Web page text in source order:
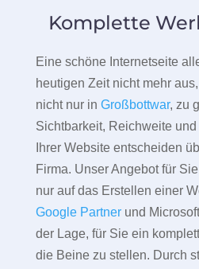
Komplette
Eine schöne Internetseite
heutigen Zeit nicht mehr
nicht nur in Großbottwar, zu
Sichtbarkeit, Reichweite
Ihrer Website entscheiden
Firma. Unser Angebot für
nur auf das Erstellen einer
Google Partnerund
der Lage, für Sie ein
die Beine zu stellen. Durch